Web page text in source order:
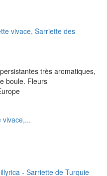
très aromatiques,
boule. Fleurs
vivace,...